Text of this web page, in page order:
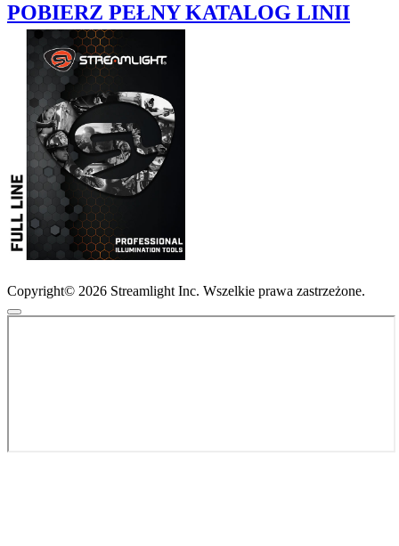
POBIERZ PEŁNY KATALOG LINII
Copyright© 2026 Streamlight Inc. Wszelkie prawa zastrzeżone.